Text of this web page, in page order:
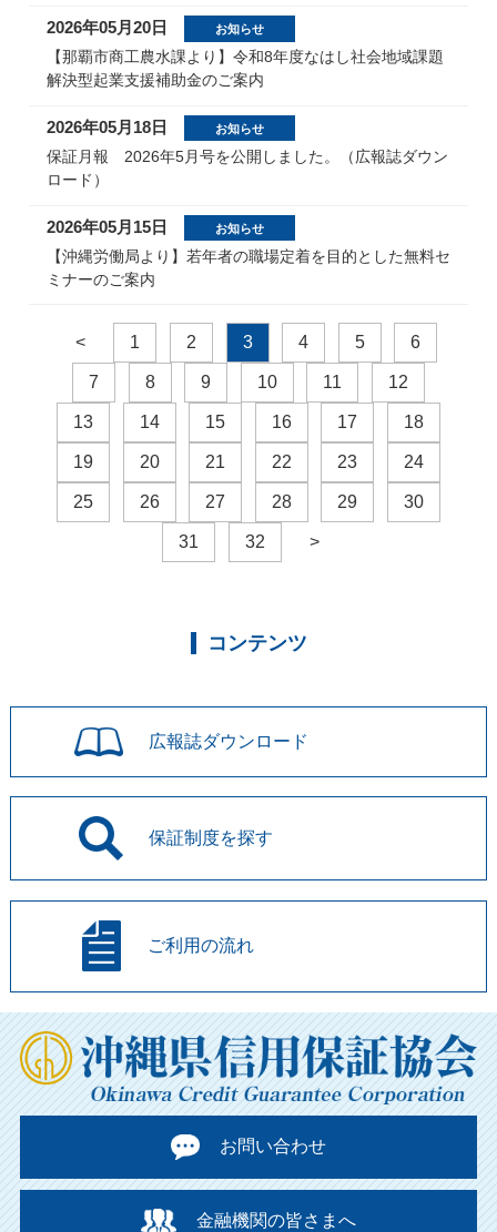
2026年05月20日 お知らせ
【那覇市商工農水課より】令和8年度なはし社会地域課題
解決型起業支援補助金のご案内
2026年05月18日 お知らせ
保証月報 2026年5月号を公開しました。（広報誌ダウン
ロード）
2026年05月15日 お知らせ
【沖縄労働局より】若年者の職場定着を目的とした無料セ
ミナーのご案内
< 1 2 3 4 5 6
7 8 9 10 11 12
13 14 15 16 17 18
19 20 21 22 23 24
25 26 27 28 29 30
31 32 >
コンテンツ
広報誌ダウンロード
保証制度を探す
ご利用の流れ
お問い合わせ
金融機関の皆さまへ